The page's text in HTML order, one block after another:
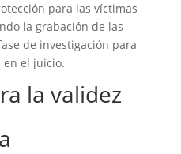
para las víctimas
la grabación de las
de investigación para
el juicio.
la validez